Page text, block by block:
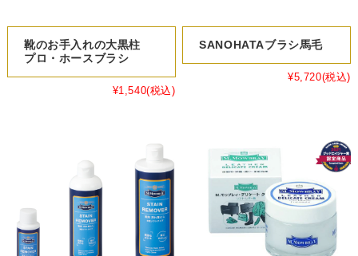
靴のお手入れの大黒柱
プロ・ホースブラシ
¥1,540(税込)
SANOHATAブラシ馬毛
¥5,720(税込)